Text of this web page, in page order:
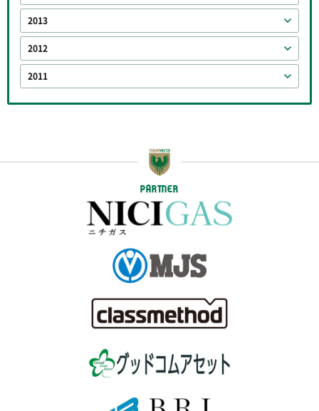
2013
2012
2011
PARTNER